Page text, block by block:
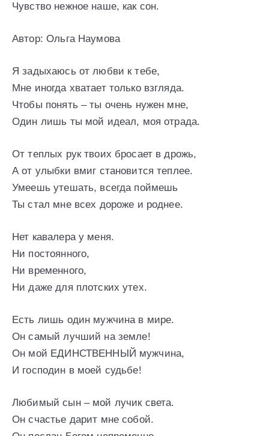
Чувство нежное наше, как сон.
Автор: Ольга Наумова
Я задыхаюсь от любви к тебе,
Мне иногда хватает только взгляда.
Чтобы понять – ты очень нужен мне,
Один лишь ты мой идеал, моя отрада.
От теплых рук твоих бросает в дрожь,
А от улыбки вмиг становится теплее.
Умеешь утешать, всегда поймешь
Ты стал мне всех дороже и роднее.
Нет кавалера у меня.
Ни постоянного,
Ни временного,
Ни даже для плотских утех.
Есть лишь один мужчина в мире.
Он самый лучший на земле!
Он мой ЕДИНСТВЕННЫЙ мужчина,
И господин в моей судьбе!
Любимый сын – мой лучик света.
Он счастье дарит мне собой.